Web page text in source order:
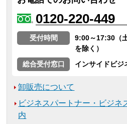
0120-220-449
受付時間
9:00～17:30（
を除く）
総合受付窓口
インサイドビジ
卸販売について
ビジネスパートナー・ビジネ
内